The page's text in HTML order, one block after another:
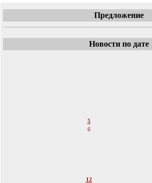
Предложение
Новости по дате
5
6
12